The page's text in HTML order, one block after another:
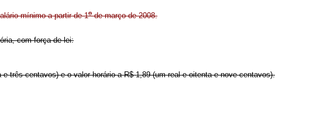
mínimo a partir de 1ode março de 2008.
com força de lei:
três centavos) e o valor horário a R$ 1,89 (um real e oitenta e nove centavos).